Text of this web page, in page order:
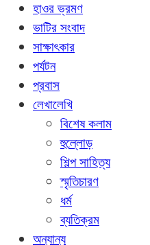
হাওর ভ্রমণ
ভাটির সংবাদ
সাক্ষাৎকার
পর্যটন
প্রবাস
লেখালেখি
বিশেষ কলাম
হুল্লোড়
শিল্প সাহিত্য
স্মৃতিচারণ
ধর্ম
ব্যতিক্রম
অন্যান্য